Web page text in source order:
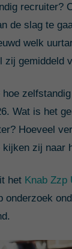
recruiter?
de slag te
welk
zij gemiddeld
Wat is het
Hoeveel
kijken zij naar
het Knab Zzp
onderzoek